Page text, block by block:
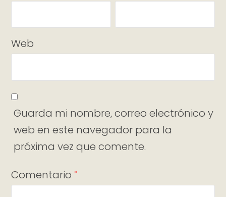
Web
Guarda mi nombre, correo electrónico y
web en este navegador para la
próxima vez que comente.
Comentario *